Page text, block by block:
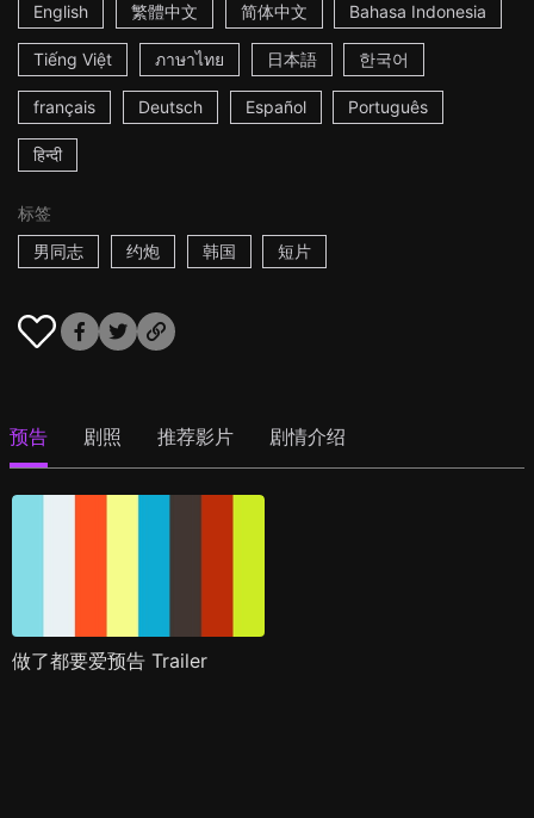
English
繁體中文 简体中文 Bahasa Indonesia
Tiếng Việt ภาษาไทย 日本語 한국어
français Deutsch Español Português
हिन्दी
标签
男同志
约炮 韩国 短片
预告 剧照 推荐影片 剧情介绍
做了都要爱预告 Trailer